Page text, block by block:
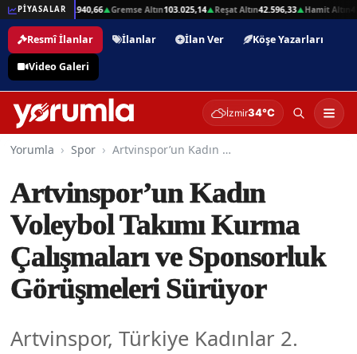
PİYASALAR
▲Beşli Altın207.940,66▲Gremse Altın103.025,14▲Reşat Altın42.596,33▲Hamit Altın
Resmî İlanlar İlanlar İlan Ver
Köşe Yazarları
Video Galeri
İzmir34°C
Yorumla Spor Artvinspor’un Kadın Voleybol Takımı Kurma Çalışmaları ve Sponsorluk Görüşmeleri Sürüyor
Artvinspor’un Kadın
Voleybol Takımı Kurma
Çalışmaları ve Sponsorluk
Görüşmeleri Sürüyor
Artvinspor, Türkiye Kadınlar 2.